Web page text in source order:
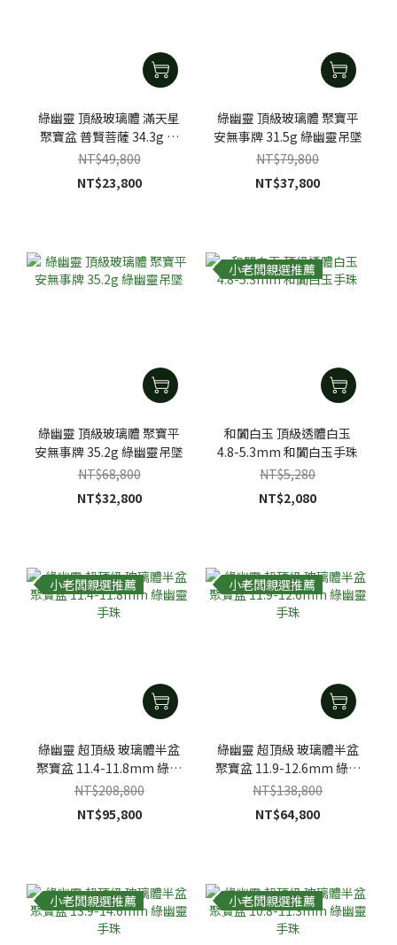
綠幽靈 頂級玻璃體 滿天星
聚寶盆 普賢菩薩 34.3g 綠
幽靈吊墜
NT$49,800
NT$23,800
綠幽靈 頂級玻璃體 聚寶平
安無事牌 31.5g 綠幽靈吊墜
NT$79,800
NT$37,800
綠幽靈 頂級玻璃體 聚寶平
安無事牌 35.2g 綠幽靈吊墜
NT$68,800
NT$32,800
小老闆親選推薦
和闐白玉 頂級透體白玉
4.8-5.3mm 和闐白玉手珠
NT$5,280
NT$2,080
小老闆親選推薦
綠幽靈 超頂級 玻璃體半盆
聚寶盆 11.4-11.8mm 綠幽
靈手珠
NT$208,800
NT$95,800
小老闆親選推薦
綠幽靈 超頂級 玻璃體半盆
聚寶盆 11.9-12.6mm 綠幽
靈手珠
NT$138,800
NT$64,800
小老闆親選推薦 小老闆親選推薦